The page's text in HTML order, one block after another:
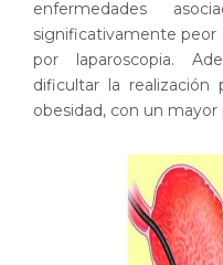
enfermedades
significativamente peor
por laparoscopia.
dificultar la
obesidad, con un